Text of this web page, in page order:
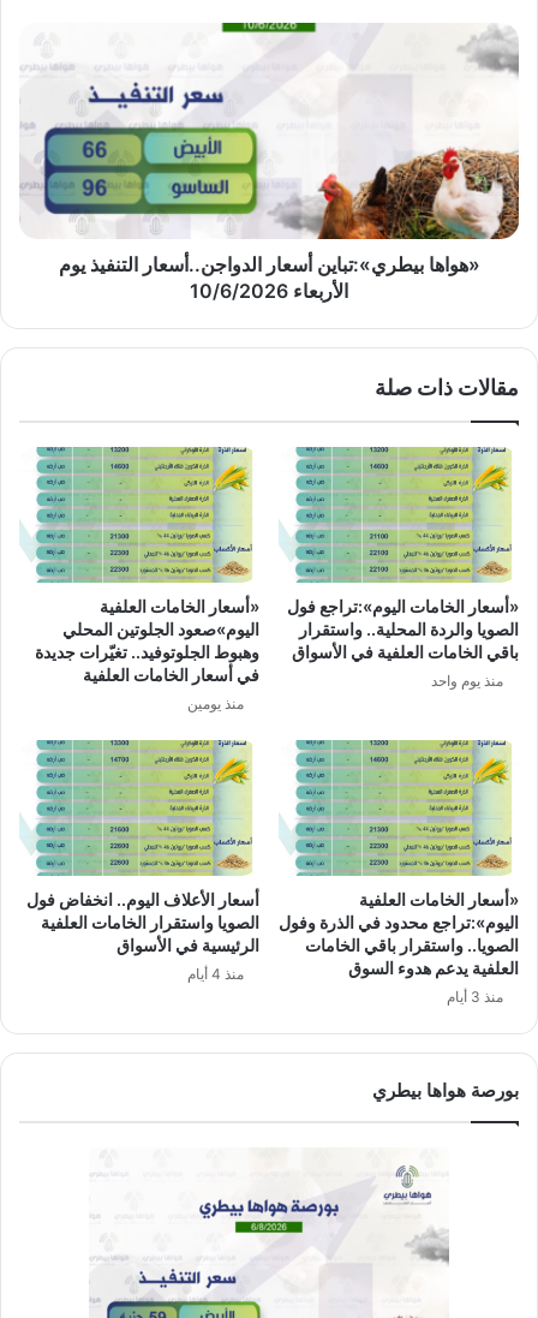
«هواها
بيطري»:تباين
أسعار
يوم
الأربعاء
10/6/2026
«هواها بيطري»:تباين أسعار الدواجن..أسعار التنفيذ يوم
الأربعاء 10/6/2026
مقالات ذات صلة
«أسعار الخامات اليوم»:تراجع فول
الصويا والردة المحلية.. واستقرار
باقي الخامات العلفية في الأسواق
منذ يوم واحد
«أسعار الخامات العلفية
اليوم»صعود الجلوتين المحلي
وهبوط الجلوتوفيد.. تغيّرات جديدة
في أسعار الخامات العلفية
منذ يومين
«أسعار الخامات العلفية
اليوم»:تراجع محدود في الذرة وفول
الصويا.. واستقرار باقي الخامات
العلفية يدعم هدوء السوق
منذ 3 أيام
أسعار الأعلاف اليوم.. انخفاض فول
الصويا واستقرار الخامات العلفية
الرئيسية في الأسواق
منذ 4 أيام
بورصة هواها بيطري